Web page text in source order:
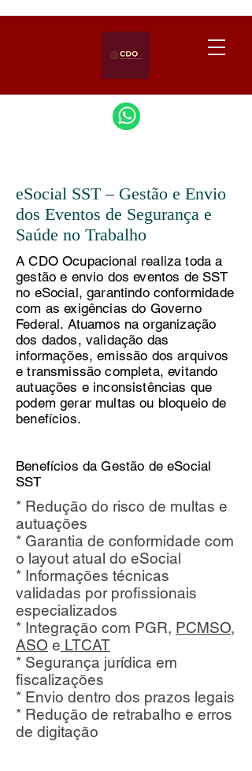
eSocial SST – Gestão e Envio
dos Eventos de Segurança e
Saúde no Trabalho
A CDO Ocupacional realiza toda a
gestão e envio dos eventos de SST
no eSocial, garantindo conformidade
com as exigências do Governo
Federal. Atuamos na organização
dos dados, validação das
informações, emissão dos arquivos
e transmissão completa, evitando
autuações e inconsistências que
podem gerar multas ou bloqueio de
benefícios.
Benefícios da Gestão de eSocial
SST
* Redução do risco de multas e
autuações
* Garantia de conformidade com
o layout atual do eSocial
* Informações técnicas
validadas por profissionais
especializados
* Integração com PGR, PCMSO,
ASO e LTCAT
* Segurança jurídica em
fiscalizações
* Envio dentro dos prazos legais
* Redução de retrabalho e erros
de digitação